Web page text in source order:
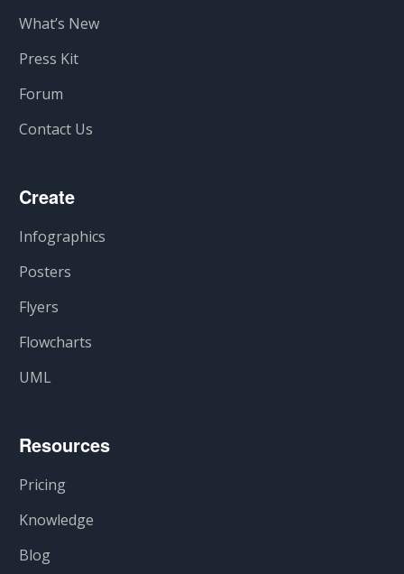
What’s New
Press Kit
Forum
Contact Us
Create
Infographics
Posters
Flyers
Flowcharts
UML
Resources
Pricing
Knowledge
Blog